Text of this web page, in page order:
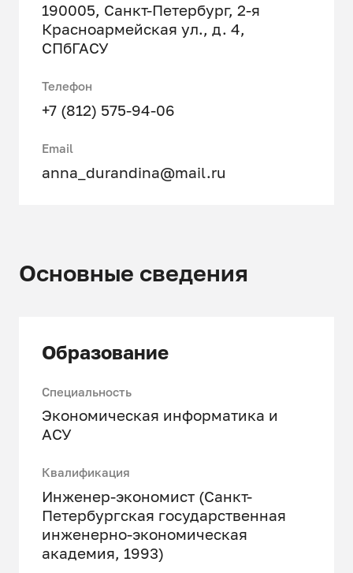
190005, Санкт-Петербург, 2-я
Красноармейская ул., д. 4,
СПбГАСУ
Телефон
+7 (812) 575-94-06
Email
anna_durandina@mail.ru
Основные сведения
Образование
Специальность
Экономическая информатика и
АСУ
Квалификация
Инженер-экономист (Санкт-
Петербургская государственная
инженерно-экономическая
академия, 1993)